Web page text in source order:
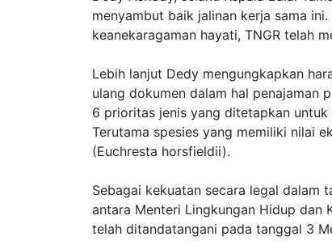
menyambut baik jalinan kerja sama
keanekaragaman hayati, TNGR telah
Lebih lanjut Dedy mengungkapkan
ulang dokumen dalam hal penajaman
6 prioritas jenis yang ditetapkan
Terutama spesies yang memiliki nilai
(Euchresta horsfieldii).
Sebagai kekuatan secara legal dalam
antara Menteri Lingkungan Hidup dan
telah ditandatangani pada tanggal 3